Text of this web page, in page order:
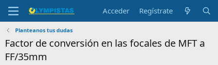
Acceder Regístrate
Planteanos tus dudas
Factor de conversión en las focales de MFT a
FF/35mm